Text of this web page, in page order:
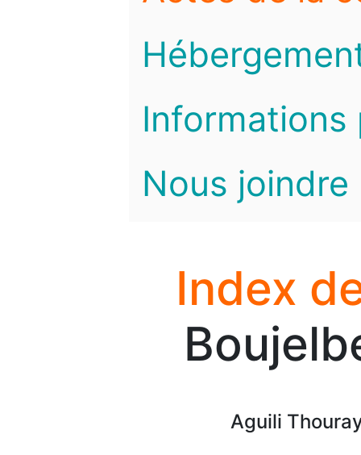
Informations
Nous joindre
Index
Aguili